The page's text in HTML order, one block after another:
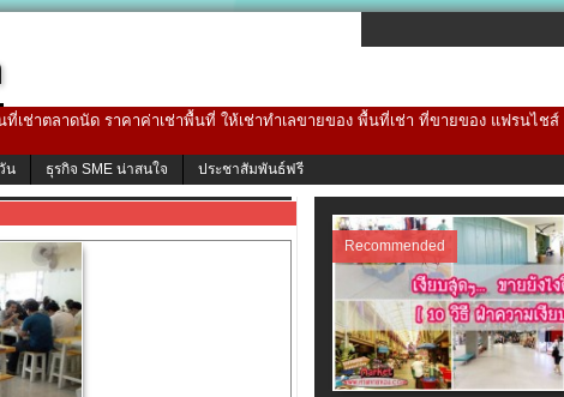
ช่าตลาดนัด ราคาค่าเช่าพื้นที่ ให้เช่าทำเลขายของ พื้นที่เช่า ที่ขายของ แฟรนไชส์
น ธุรกิจ SME น่าสนใจ ประชาสัมพันธ์ฟรี
Recommended